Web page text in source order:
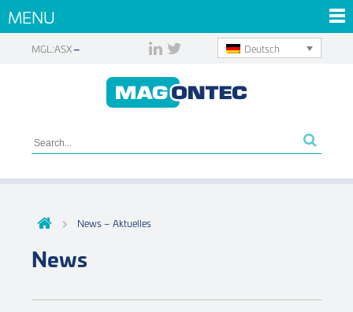
MENU
Deutsch
MGL:ASX
News – Aktuelles
News